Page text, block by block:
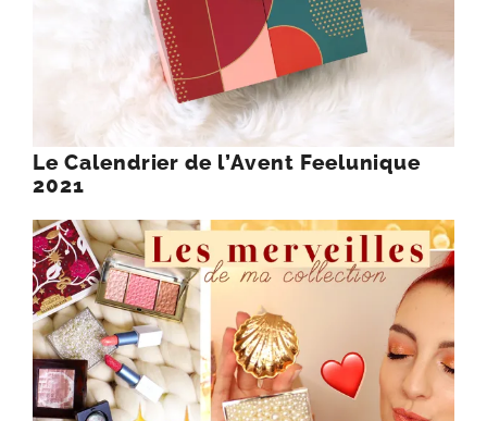
Le Calendrier de l’Avent Feelunique
2021